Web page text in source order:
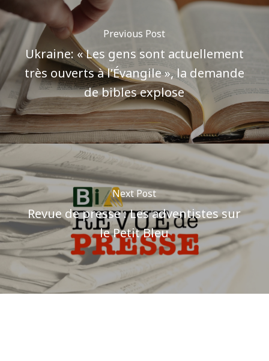
Previous Post
Ukraine: « Les gens sont actuellement
très ouverts à l’Évangile », la demande
de bibles explose
Next Post
Revue de presse : Les adventistes sur
le Petit Bleu